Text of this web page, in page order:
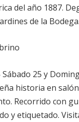
del año 1887.
de la Bodega.
25 y
historia en
Recorrido con
y etiquetado.